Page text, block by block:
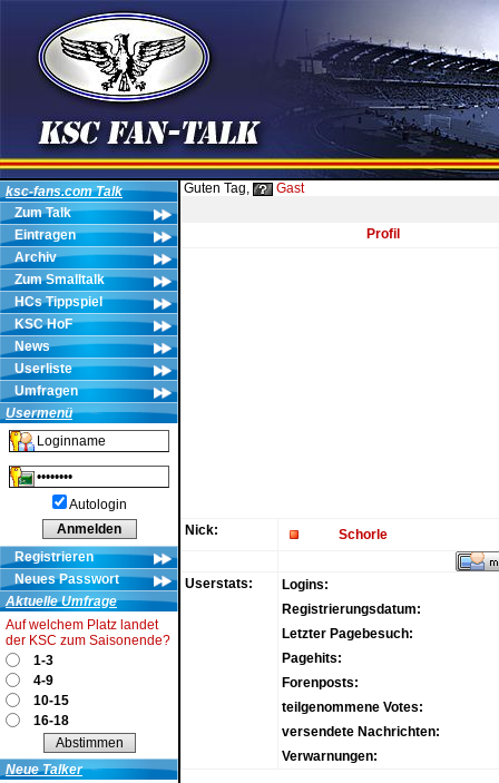
ksc-fans.com Talk
Zum Talk
Eintragen
Archiv
Zum Smalltalk
HCs Tippspiel
KSC HoF
News
Userliste
Umfragen
Usermenü
Autologin
Registrieren
Neues Passwort
Aktuelle Umfrage
Auf welchem Platz landet
der KSC zum Saisonende?
1-3
4-9
10-15
16-18
Neue Talker
Guten Tag, Gast
Profil
Nick: Schorle
Userstats:
Logins:
Registrierungsdatum:
Letzter Pagebesuch:
Pagehits:
Forenposts:
teilgenommene Votes:
versendete Nachrichten:
Verwarnungen: